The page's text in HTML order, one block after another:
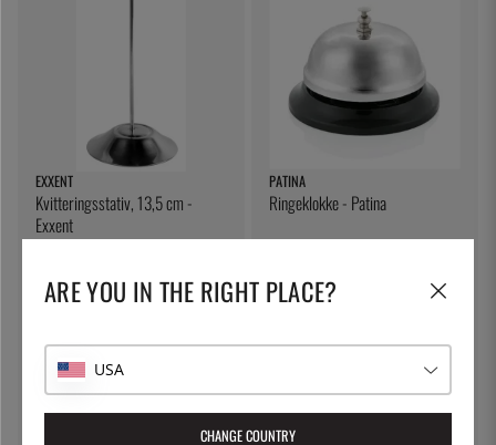
EXXENT
Kvitteringsstativ, 13,5 cm -
Exxent
PATINA
Ringeklokke - Patina
ARE YOU IN THE RIGHT PLACE?
USA
CHANGE COUNTRY